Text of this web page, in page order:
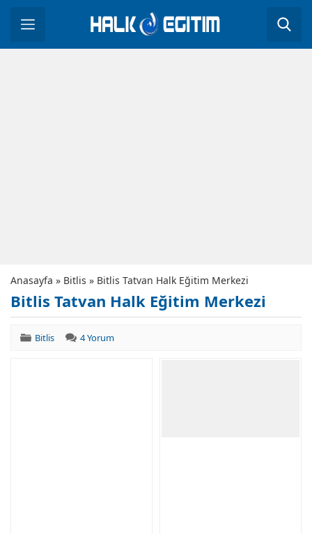
Anasayfa » Bitlis » Bitlis Tatvan Halk Eğitim Merkezi
Bitlis Tatvan Halk Eğitim Merkezi
Bitlis 4 Yorum